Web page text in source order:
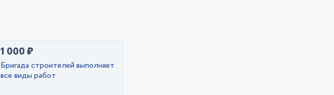
1 000 ₽
Бригада строителей выполняет
все виды работ.